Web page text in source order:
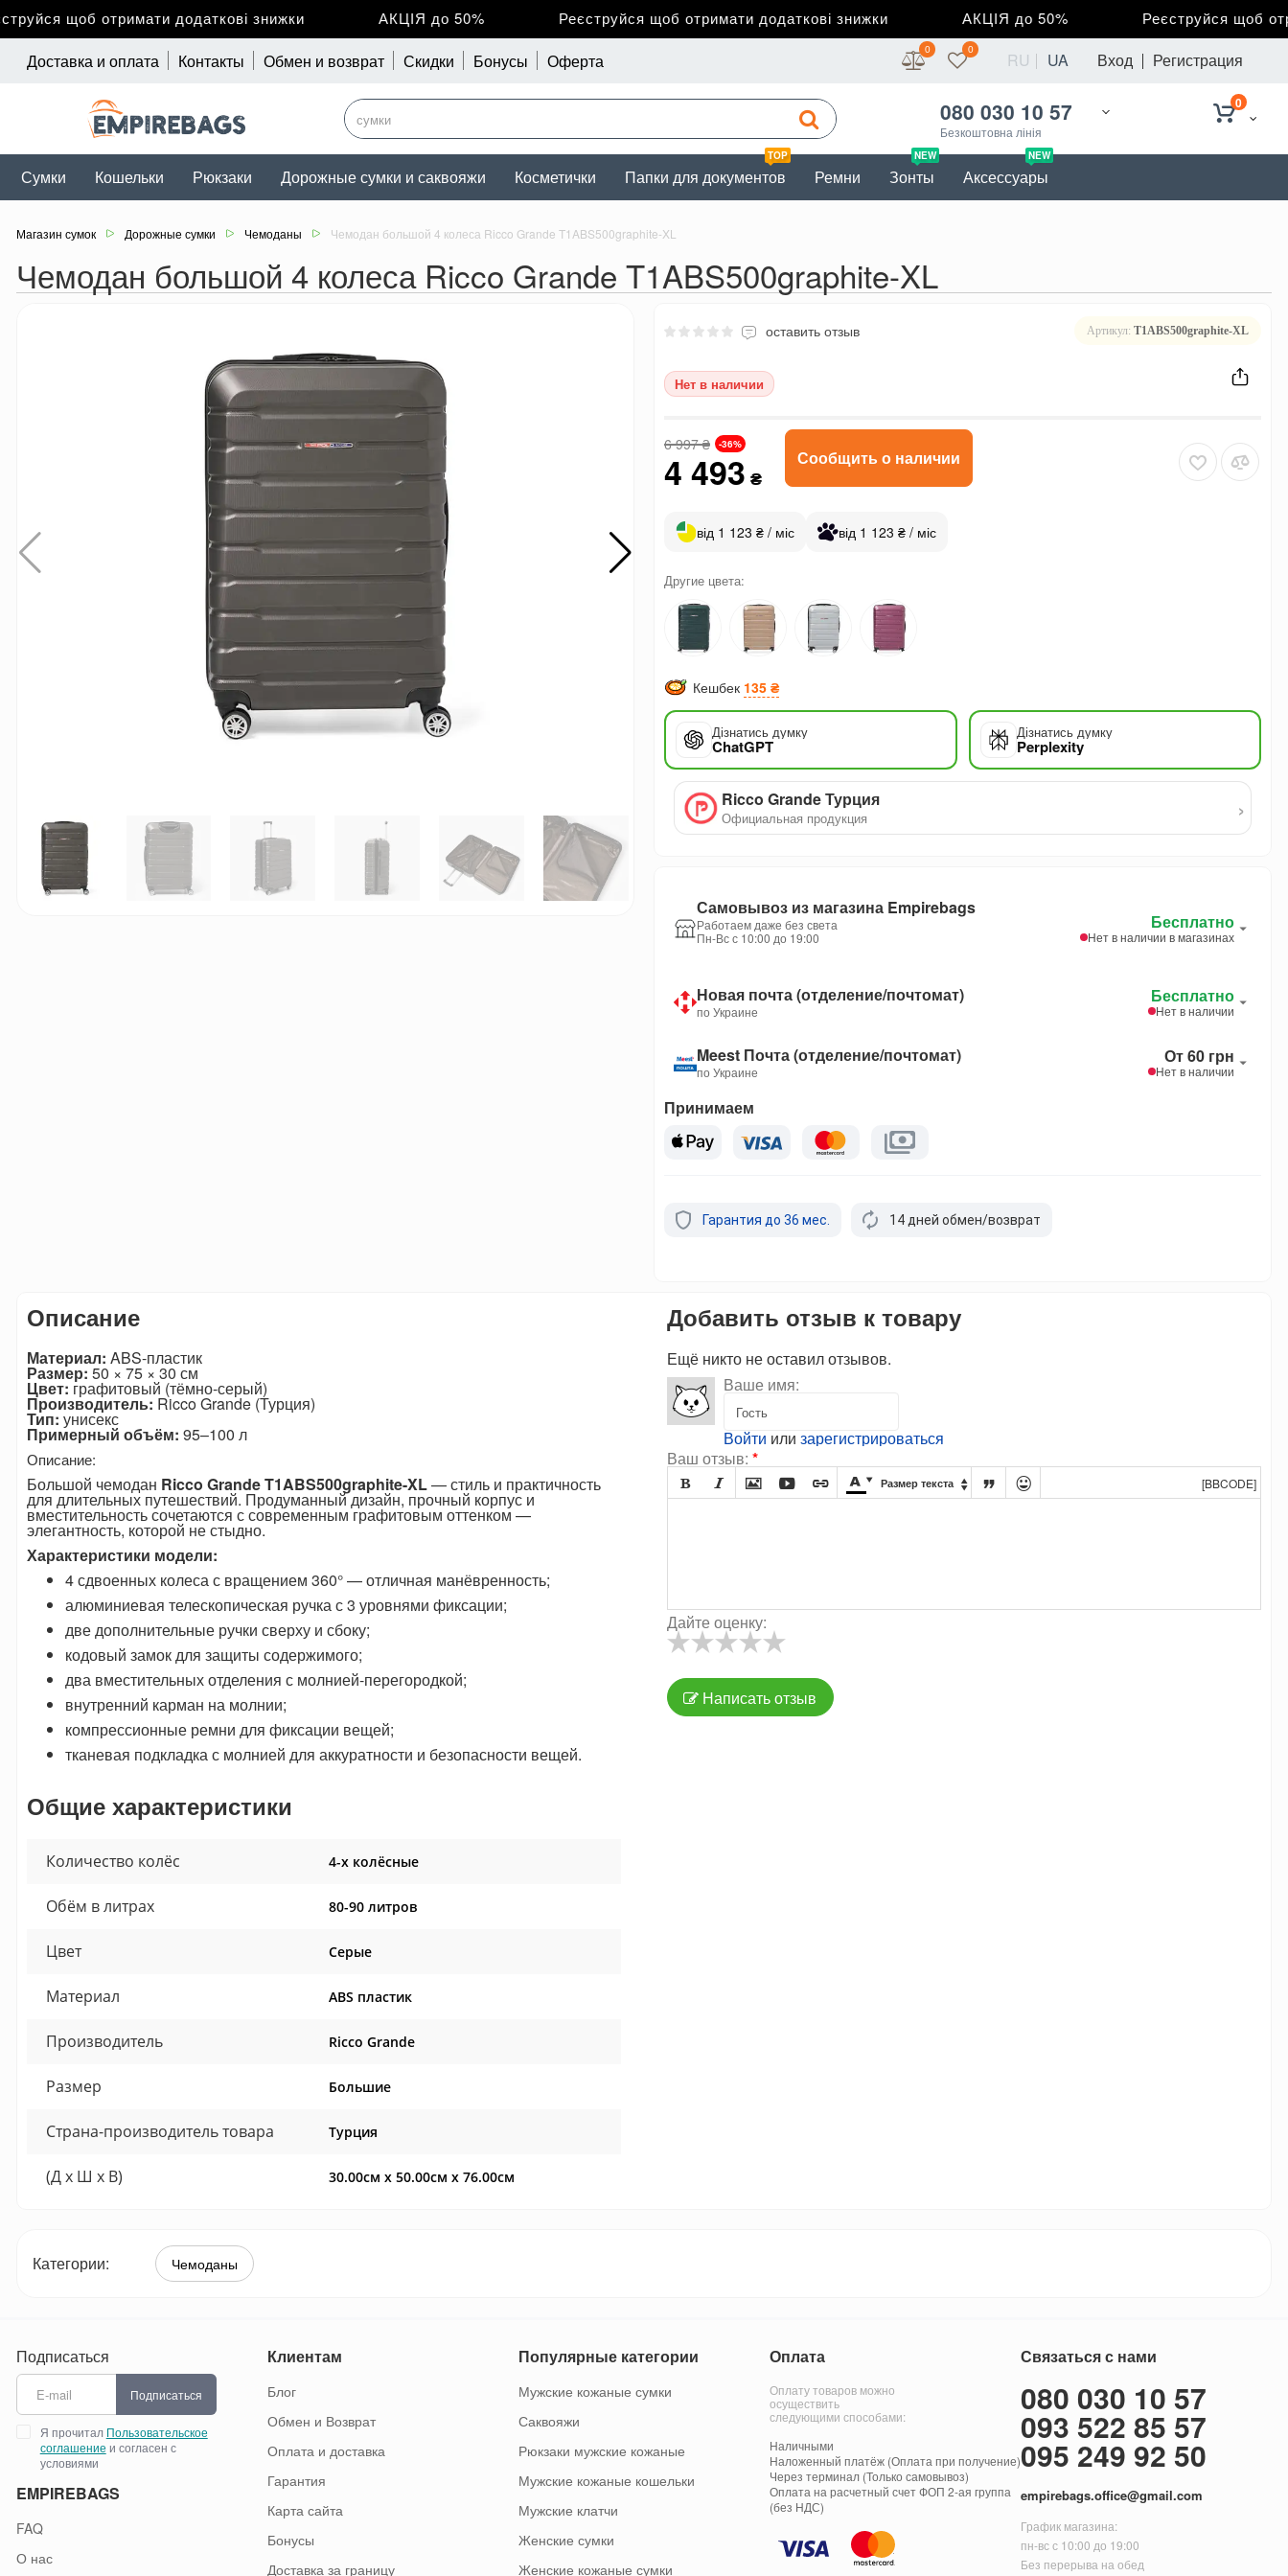
щоб отримати додаткові знижки АКЦІЯ до 50% Реєструйся щоб отримати додаткові знижки АКЦІЯ до 50% Реєструйся щоб
Доставка и оплата Контакты Обмен и возврат Скидки Бонусы Оферта Вход Регистрация
0 0 RU UA
080 030 10 57
Безкоштовна лінія
0
Сумки Кошельки Рюкзаки Дорожные сумки и саквояжи Косметички
TOP
Папки для документов Ремни
NEW
Зонты
NEW
Аксессуары
Магазин сумок Дорожные сумки Чемоданы Чемодан большой 4 колеса Ricco Grande T1ABS500graphite-XL
Чемодан большой 4 колеса Ricco Grande T1ABS500graphite-XL
оставить отзыв Артикул: T1ABS500graphite-XL
Нет в наличии
6 997₴ -36%
4 493 ₴
Сообщить о наличии
від 1 123 ₴ / міс від 1 123 ₴ / міс
Другие цвета:
Кешбек 135 ₴
Дізнатись думку
ChatGPT
Дізнатись думку
Perplexity
Ricco Grande Турция
Официальная продукция ›
Самовывоз из магазина Empirebags
Работаем даже без света
Пн-Вс с 10:00 до 19:00
Бесплатно
Нет в наличии в магазинах
Новая почта (отделение/почтомат)
по Украине
Бесплатно
Нет в наличии
Meest Почта (отделение/почтомат)
по Украине
От 60 грн
Нет в наличии
Принимаем
Гарантия до 36 мес. 14 дней обмен/возврат
Описание
Материал: ABS-пластик
Размер: 50 × 75 × 30 см
Цвет: графитовый (тёмно-серый)
Производитель: Ricco Grande (Турция)
Тип: унисекс
Примерный объём: 95–100 л
Описание:
Большой чемодан Ricco Grande T1ABS500graphite-XL— стиль и практичность
для длительных путешествий. Продуманный дизайн, прочный корпус и
вместительность сочетаются с современным графитовым оттенком —
элегантность, которой не стыдно.
Характеристики модели:
4 сдвоенных колеса с вращением 360° — отличная манёвренность;
алюминиевая телескопическая ручка с 3 уровнями фиксации;
две дополнительные ручки сверху и сбоку;
кодовый замок для защиты содержимого;
два вместительных отделения с молнией-перегородкой;
внутренний карман на молнии;
компрессионные ремни для фиксации вещей;
тканевая подкладка с молнией для аккуратности и безопасности вещей.
Общие характеристики
Количество колёс 4-х колёсные
Обём в литрах 80-90 литров
Цвет Серые
Материал ABS пластик
Производитель Ricco Grande
Размер Большие
Страна-производитель товара Турция
(Д x Ш x В) 30.00см x 50.00см x 76.00см
Добавить отзыв к товару
Ещё никто не оставил отзывов.
Ваше имя:
Войти или зарегистрироваться
Ваш отзыв: *
       Размер текста    [BBCODE]
Дайте оценку:
Написать отзыв
Категории: Чемоданы
Подписаться
Подписаться
Я прочитал Пользовательское
соглашение и согласен с
условиями
EMPIREBAGS
FAQ
О нас
Клиентам
Блог
Обмен и Возврат
Оплата и доставка
Гарантия
Карта сайта
Бонусы
Доставка за границу
Популярные категории
Мужские кожаные сумки
Саквояжи
Рюкзаки мужские кожаные
Мужские кожаные кошельки
Мужские клатчи
Женские сумки
Женские кожаные сумки
Оплата
Оплату товаров можно
осуществить
следующими способами:
Наличными
Наложенный платёж (Оплата при получение)
Через терминал (Только самовывоз)
Оплата на расчетный счет ФОП 2-ая группа
(без НДС)
Связаться с нами
080 030 10 57
093 522 85 57
095 249 92 50
empirebags.office@gmail.com
График магазина:
пн-вс с 10:00 до 19:00
Без перерыва на обед